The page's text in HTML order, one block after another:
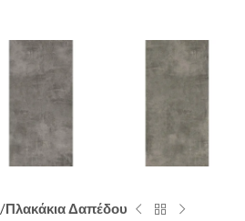
Πλακάκια Δαπέδου